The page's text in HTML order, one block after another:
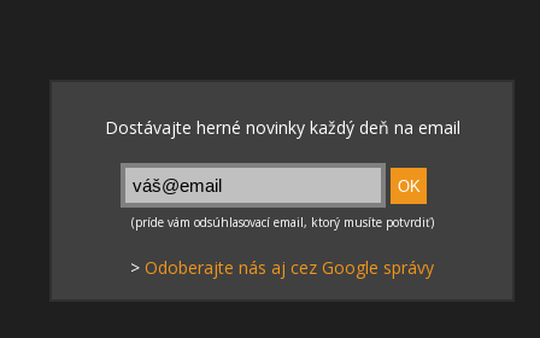
> Odoberajte nás aj cez Google správy